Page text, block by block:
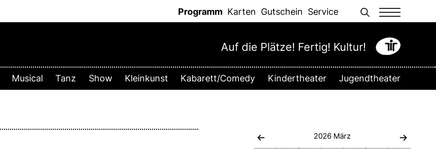
Programm Karten Gutschein Service
Auf die Plätze! Fertig! Kultur!
Musical Tanz Show Kleinkunst Kabarett/Comedy Kindertheater Jugendtheater
2026 März